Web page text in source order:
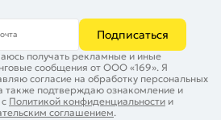
Подписаться
получать рекламные и иные
сообщения от ООО «169». Я
согласие на обработку персональных
также подтверждаю ознакомление и
Политикой конфиденциальности и
соглашением.